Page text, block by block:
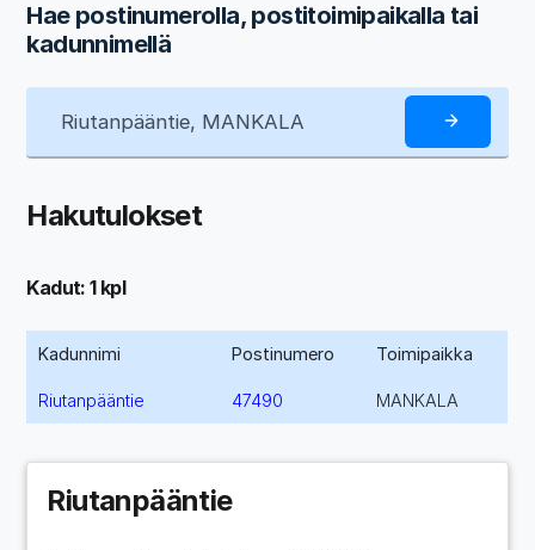
Hae postinumerolla, postitoimipaikalla tai
kadunnimellä
Hakutulokset
Kadut: 1 kpl
Kadunnimi Postinumero Toimipaikka
Riutanpääntie 47490 MANKALA
Riutanpääntie